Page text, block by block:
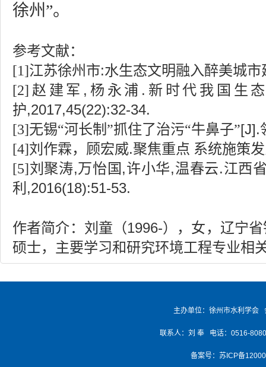
徐州”。
参考文献：
[1]江苏徐州市:水生态文明融入醉美城市
[2] 赵建军 , 杨永浦 . 新时代我国生
护,2017,45(22):32-34.
[3]无锡“河长制”抓住了治污“牛鼻子”[J].
[4]刘作霖，顾宏威.聚焦重点 系统施策
[5]刘聚涛,万怡国,许小华,温春云.江西
利 ,2016(18):51-53.
作者简介：刘童（1996-），女，辽宁
硕士，主要学习和研究环境工程专业相
主办单位：徐州市水利学会
联系人：刘 奉 电话：0516-
备案号： 苏ICP备